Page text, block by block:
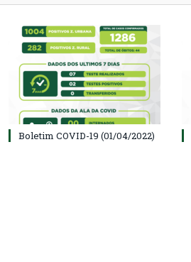
Boletim COVID-19 (01/04/2022)